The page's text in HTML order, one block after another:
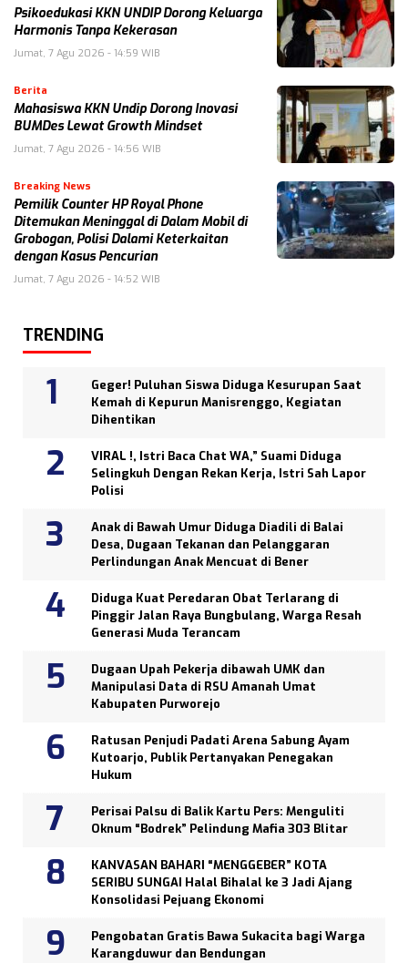
Psikoedukasi KKN UNDIP Dorong Keluarga
Harmonis Tanpa Kekerasan
Jumat, 7 Agu 2026 - 14:59 WIB
Berita
Mahasiswa KKN Undip Dorong Inovasi
BUMDes Lewat Growth Mindset
Jumat, 7 Agu 2026 - 14:56 WIB
Breaking News
Pemilik Counter HP Royal Phone
Ditemukan Meninggal di Dalam Mobil di
Grobogan, Polisi Dalami Keterkaitan
dengan Kasus Pencurian
Jumat, 7 Agu 2026 - 14:52 WIB
TRENDING
Geger! Puluhan Siswa Diduga Kesurupan Saat
Kemah di Kepurun Manisrenggo, Kegiatan
Dihentikan
VIRAL !, Istri Baca Chat WA,” Suami Diduga
Selingkuh Dengan Rekan Kerja, Istri Sah Lapor
Polisi
Anak di Bawah Umur Diduga Diadili di Balai
Desa, Dugaan Tekanan dan Pelanggaran
Perlindungan Anak Mencuat di Bener
Diduga Kuat Peredaran Obat Terlarang di
Pinggir Jalan Raya Bungbulang, Warga Resah
Generasi Muda Terancam
Dugaan Upah Pekerja dibawah UMK dan
Manipulasi Data di RSU Amanah Umat
Kabupaten Purworejo
Ratusan Penjudi Padati Arena Sabung Ayam
Kutoarjo, Publik Pertanyakan Penegakan
Hukum
Perisai Palsu di Balik Kartu Pers: Menguliti
Oknum “Bodrek” Pelindung Mafia 303 Blitar
KANVASAN BAHARI “MENGGEBER” KOTA
SERIBU SUNGAI Halal Bihalal ke 3 Jadi Ajang
Konsolidasi Pejuang Ekonomi
Pengobatan Gratis Bawa Sukacita bagi Warga
Karangduwur dan Bendungan